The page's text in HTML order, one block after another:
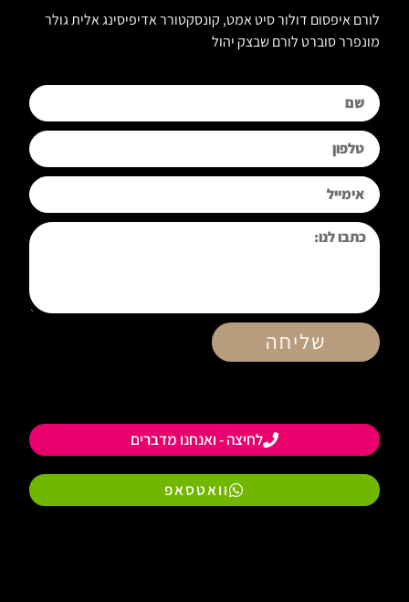
לורם איפסום דולור סיט אמט, קונסקטורר אדיפיסינג אלית גולר
מונפרר סוברט לורם שבצק יהול
שליחה
לחיצה - ואנחנו מדברים
וואטסאפ